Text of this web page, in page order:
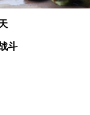
斗